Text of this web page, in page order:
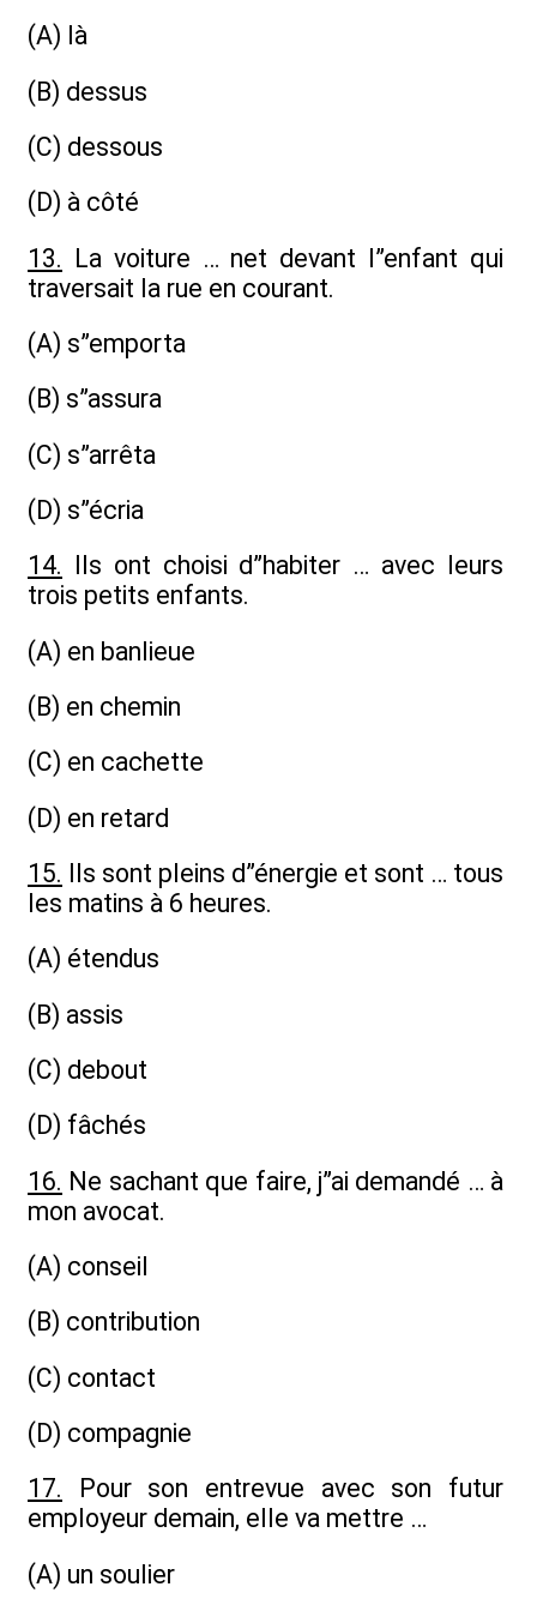
(A) là
(B) dessus
(C) dessous
(D) à côté
13. La voiture … net devant l”enfant qui
traversait la rue en courant.
(A) s”emporta
(B) s”assura
(C) s”arrêta
(D) s”écria
14. Ils ont choisi d”habiter … avec leurs
trois petits enfants.
(A) en banlieue
(B) en chemin
(C) en cachette
(D) en retard
15. Ils sont pleins d”énergie et sont … tous
les matins à 6 heures.
(A) étendus
(B) assis
(C) debout
(D) fâchés
16. Ne sachant que faire, j”ai demandé … à
mon avocat.
(A) conseil
(B) contribution
(C) contact
(D) compagnie
17. Pour son entrevue avec son futur
employeur demain, elle va mettre …
(A) un soulier